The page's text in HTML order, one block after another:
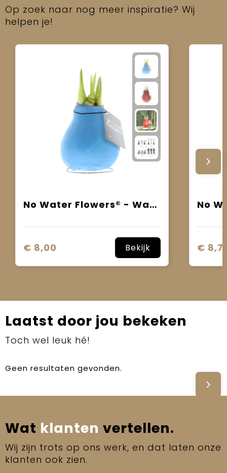
Op zoek naar nog meer inspiratie? Wij
helpen je!
No Water Flowers® - Waxz® Colours
€ 8,00 Bekijk €
Laatst door jou bekeken
Toch wel leuk hé!
Geen resultaten gevonden.
Wat klanten vertellen.
Wij zijn trots op ons werk, en dat laten onze
klanten ook zien.